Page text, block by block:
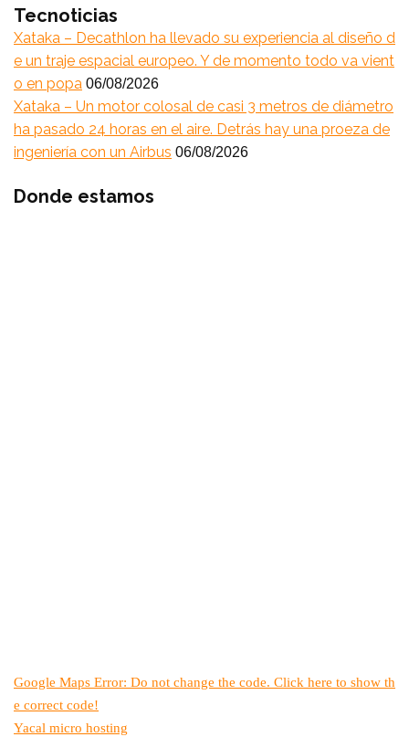
Tecnoticias
Xataka – Decathlon ha llevado su experiencia al diseño d
e un traje espacial europeo. Y de momento todo va vient
o en popa 06/08/2026
Xataka – Un motor colosal de casi 3 metros de diámetro
ha pasado 24 horas en el aire. Detrás hay una proeza de
ingeniería con un Airbus 06/08/2026
Donde estamos
Google Maps Error: Do not change the code. Click here to show th
e correct code!
Yacal micro hosting